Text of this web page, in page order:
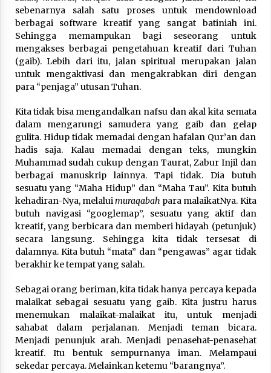
sebenarnya salah satu proses untuk mendownload
berbagai software kreatif yang sangat batiniah ini.
Sehingga memampukan bagi seseorang untuk
mengakses berbagai pengetahuan kreatif dari Tuhan
(gaib). Lebih dari itu, jalan spiritual merupakan jalan
untuk mengaktivasi dan mengakrabkan diri dengan
para “penjaga” utusan Tuhan.
Kita tidak bisa mengandalkan nafsu dan akal kita semata
dalam mengarungi samudera yang gaib dan gelap
gulita. Hidup tidak memadai dengan hafalan Qur’an dan
hadis saja. Kalau memadai dengan teks, mungkin
Muhammad sudah cukup dengan Taurat, Zabur Injil dan
berbagai manuskrip lainnya. Tapi tidak. Dia butuh
sesuatu yang “Maha Hidup” dan “Maha Tau”. Kita butuh
kehadiran-Nya, melaluimuraqabah para malaikatNya. Kita
butuh navigasi “googlemap”, sesuatu yang aktif dan
kreatif, yang berbicara dan memberi hidayah (petunjuk)
secara langsung. Sehingga kita tidak tersesat di
dalamnya. Kita butuh “mata” dan “pengawas” agar tidak
berakhir ke tempat yang salah.
Sebagai orang beriman, kita tidak hanya percaya kepada
malaikat sebagai sesuatu yang gaib. Kita justru harus
menemukan malaikat-malaikat itu, untuk menjadi
sahabat dalam perjalanan. Menjadi teman bicara.
Menjadi penunjuk arah. Menjadi penasehat-penasehat
kreatif. Itu bentuk sempurnanya iman. Melampaui
sekedar percaya. Melainkan ketemu “barangnya”.